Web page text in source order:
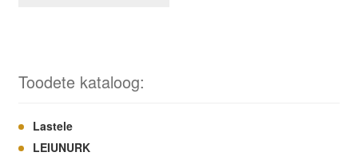
Toodete kataloog:
Lastele
LEIUNURK